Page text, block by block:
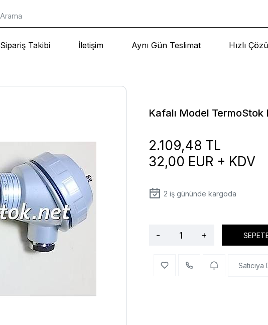
Sipariş Takibi İletişim Aynı Gün Teslimat Hızlı
Kafalı Model TermoStok
32,00 EUR + KDV
2.109,48 TL
2 iş gününde kargoda
- +
Satıcıya